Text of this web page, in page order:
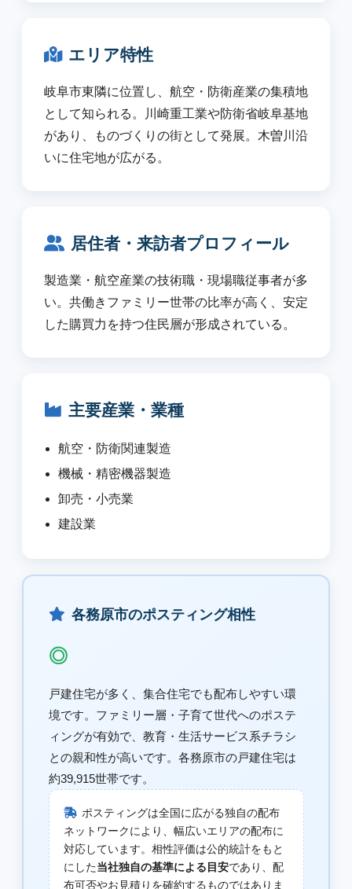
エリア特性
岐阜市東隣に位置し、航空・防衛産業の集積地
として知られる。川崎重工業や防衛省岐阜基地
があり、ものづくりの街として発展。木曽川沿
いに住宅地が広がる。
居住者・来訪者プロフィール
製造業・航空産業の技術職・現場職従事者が多
い。共働きファミリー世帯の比率が高く、安定
した購買力を持つ住民層が形成されている。
主要産業・業種
航空・防衛関連製造
機械・精密機器製造
卸売・小売業
建設業
各務原市のポスティング相性
◎
戸建住宅が多く、集合住宅でも配布しやすい環
境です。ファミリー層・子育て世代へのポステ
ィングが有効で、教育・生活サービス系チラシ
との親和性が高いです。各務原市の戸建住宅は
約39,915世帯です。
ポスティングは全国に広がる独自の配布
ネットワークにより、幅広いエリアの配布に
対応しています。相性評価は公的統計をもと
にした当社独自の基準による目安であり、配
布可否やお見積りを確約するものではありま